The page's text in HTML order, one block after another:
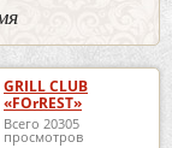
GRILL CLUB
«FOrREST»
Всего 20305
просмотров